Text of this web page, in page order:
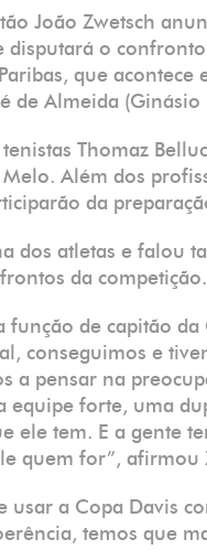
João Zwetsch
o
que acontece
de Almeida
Thomaz
Além dos
da
dos atletas e falou
da competição.
de capitão
conseguimos e
a pensar na
equipe forte, uma
ele tem. E a gente
quem for”, afirmou
usar a Copa Davis
temos que